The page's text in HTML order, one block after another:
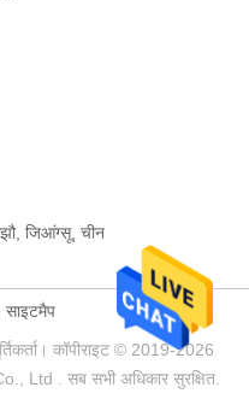
जिआंग्सू, चीन
साइटमैप
कॉपीराइट © 2019-2026
Ltd . सब सभी अधिकार सुरक्षित.